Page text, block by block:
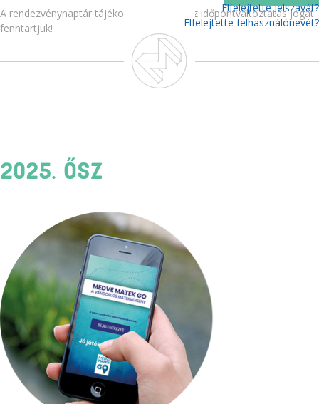
Elfelejtette jelszavát?
Elfelejtette felhasználónevét?
A rendezvénynaptár tájékoztató jellegű, az időpontváltoztatás jogát
fenntartjuk!
2025. ŐSZ